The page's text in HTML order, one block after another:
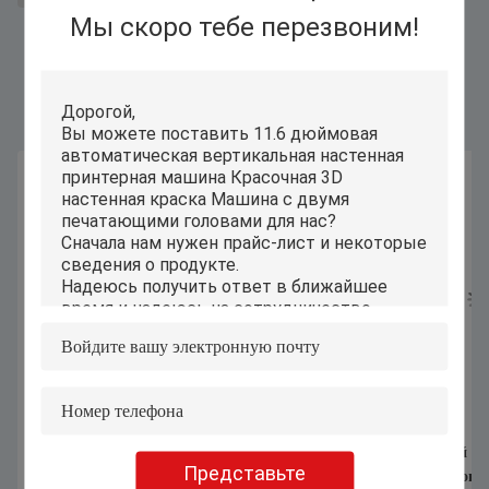
Мы скоро тебе перезвоним!
Представьте
1070nm 1000W 1500W ручная
лазерная сварочная машина для
Автоматический